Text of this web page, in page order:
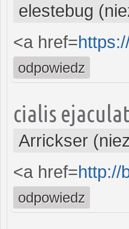
elestebug
<a href=
odpowiedz
cialis
Arrickser
<a href=http://
odpowiedz